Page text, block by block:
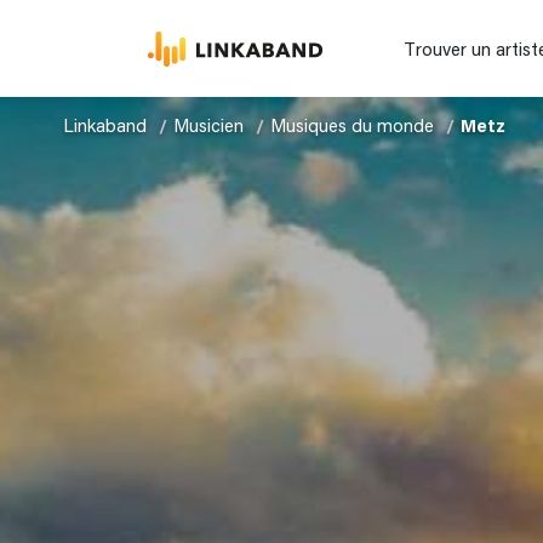
Trouver un
Linkaband Musicien Musiques du monde Metz